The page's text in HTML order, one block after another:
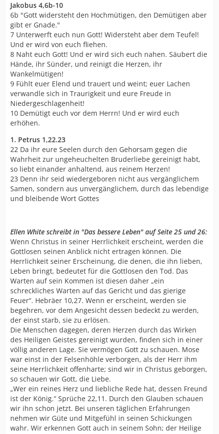
Jakobus 4,6b-10
6b "Gott widersteht den Hochmütigen, den Demütigen aber
gibt er Gnade."
7 Unterwerft euch nun Gott! Widersteht aber dem Teufel!
Und er wird von euch fliehen.
8 Naht euch Gott! Und er wird sich euch nahen. Säubert die
Hände, ihr Sünder, und reinigt die Herzen, ihr
Wankelmütigen!
9 Fühlt euer Elend und trauert und weint; euer Lachen
verwandle sich in Traurigkeit und eure Freude in
Niedergeschlagenheit!
10 Demütigt euch vor dem Herrn! Und er wird euch
erhöhen.
1. Petrus 1,22.23
22 Da ihr eure Seelen durch den Gehorsam gegen die
Wahrheit zur ungeheuchelten Bruderliebe gereinigt habt,
so liebt einander anhaltend, aus reinem Herzen!
23 Denn ihr seid wiedergeboren nicht aus vergänglichem
Samen, sondern aus unvergänglichem, durch das lebendige
und bleibende Wort Gottes
Ellen White schreibt in "Das bessere Leben" auf Seite 25 und 26:
Wenn Christus in seiner Herrlichkeit erscheint, werden die
Gottlosen seinen Anblick nicht ertragen können. Die
Herrlichkeit seiner Erscheinung, die denen, die ihn lieben,
Leben bringt, bedeutet für die Gottlosen den Tod. Das
Warten auf sein Kommen ist diesen daher „ein
schreckliches Warten auf das Gericht und das gierige
Feuer“. Hebräer 10,27. Wenn er erscheint, werden sie
begehren, vor dem Angesicht dessen bedeckt zu werden,
der einst starb, sie zu erlösen.
Die Menschen dagegen, deren Herzen durch das Wirken
des Heiligen Geistes gereinigt wurden, finden sich in einer
völlig anderen Lage. Sie vermögen Gott zu schauen. Mose
war einst in der Felsenhöhle verborgen, als der Herr ihm
seine Herrlichkeit offenharte; sind wir in Christus geborgen,
so schauen wir Gott, die Liebe.
„Wer ein reines Herz und liebliche Rede hat, dessen Freund
ist der König.“ Sprüche 22,11. Durch den Glauben schauen
wir ihn schon jetzt. Bei unseren täglichen Erfahrungen
nehmen wir Güte und Mitgefühl in seinen Schickungen
wahr. Wir erkennen Gott auch in seinem Sohn; der Heilige